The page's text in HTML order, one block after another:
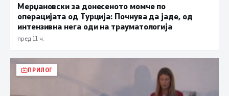
Мерџановски за донесеното момче по
операцијата од Турција: Почнува да јаде, од
интензивна нега оди на трауматологија
пред 11 ч.
ПРИЛОГ